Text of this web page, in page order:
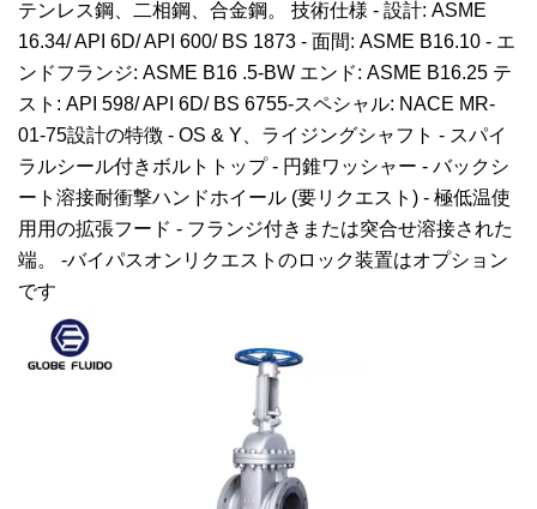
テンレス鋼、二相鋼、合金鋼。 技術仕様 - 設計: ASME
16.34/ API 6D/ API 600/ BS 1873 - 面間: ASME B16.10 - エ
ンドフランジ: ASME B16 .5-BW エンド: ASME B16.25 テ
スト: API 598/ API 6D/ BS 6755-スペシャル: NACE MR-
01-75設計の特徴 - OS & Y、ライジングシャフト - スパイ
ラルシール付きボルトトップ - 円錐ワッシャー - バックシ
ート溶接耐衝撃ハンドホイール (要リクエスト) - 極低温使
用用の拡張フード - フランジ付きまたは突合せ溶接された
端。 -バイパスオンリクエストのロック装置はオプション
です